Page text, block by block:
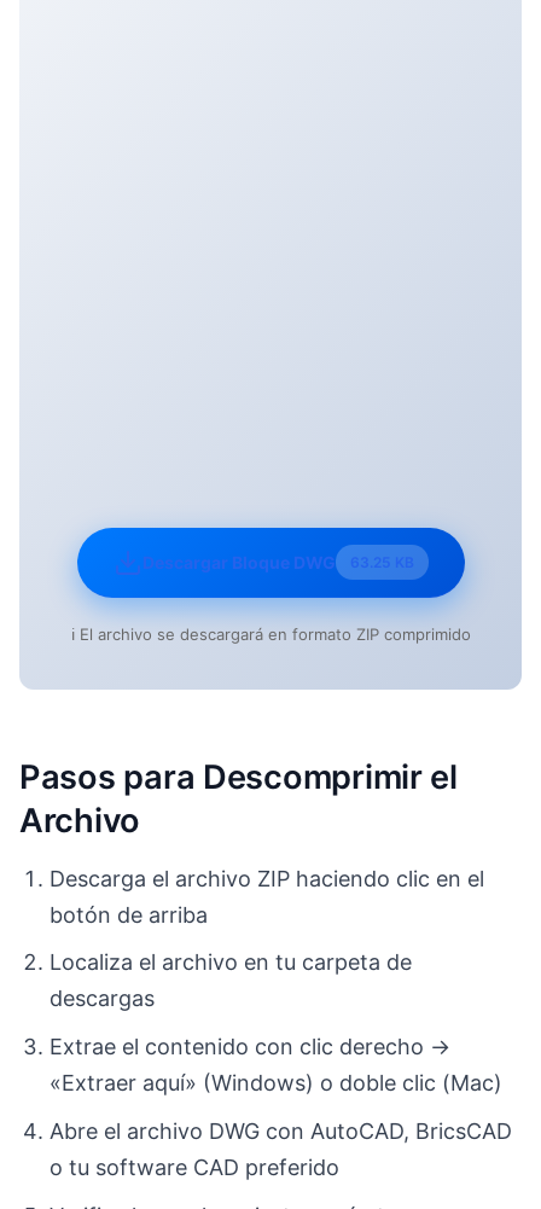
Descargar Bloque DWG 63.25 KB
ℹ️ El archivo se descargará en formato ZIP comprimido
Pasos para Descomprimir el
Archivo
Descarga el archivo ZIP haciendo clic en el
botón de arriba
Localiza el archivo en tu carpeta de
descargas
Extrae el contenido con clic derecho →
«Extraer aquí» (Windows) o doble clic (Mac)
Abre el archivo DWG con AutoCAD, BricsCAD
o tu software CAD preferido